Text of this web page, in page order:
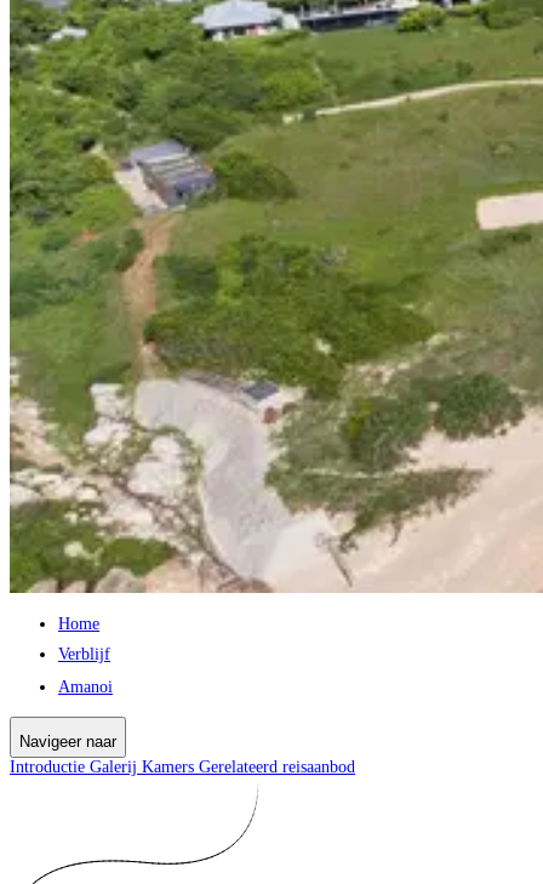
Home
Verblijf
Amanoi
Navigeer naar
Introductie Galerij Kamers Gerelateerd reisaanbod